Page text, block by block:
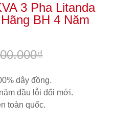
3 Pha Litanda
BH 4 Năm
dây đồng.
đầu lỗi đổi mới.
toàn quốc.